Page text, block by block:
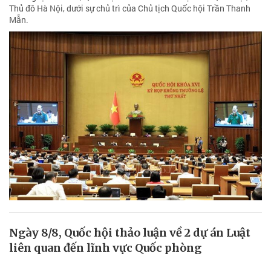
Thủ đô Hà Nội, dưới sự chủ trì của Chủ tịch Quốc hội Trần Thanh
Mẫn.
Ngày 8/8, Quốc hội thảo luận về 2 dự án Luật
liên quan đến lĩnh vực Quốc phòng